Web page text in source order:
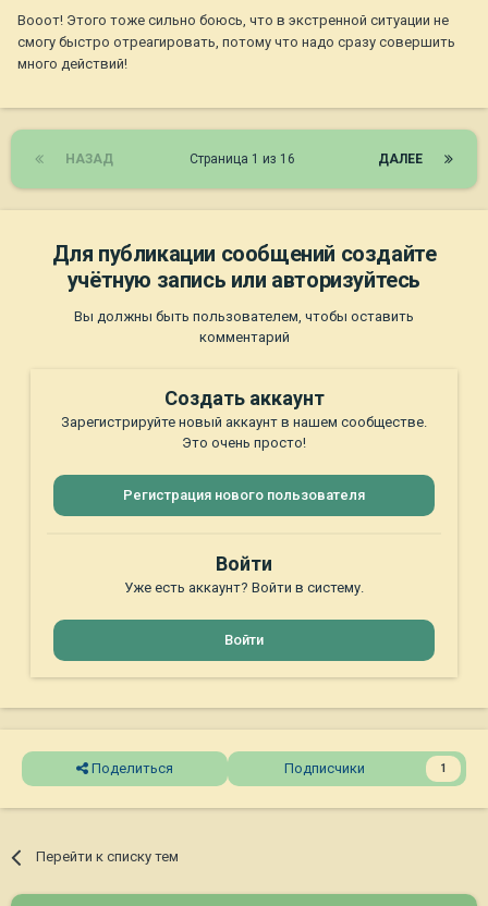
Вооот! Этого тоже сильно боюсь, что в экстренной ситуации не
смогу быстро отреагировать, потому что надо сразу совершить
много действий!
НАЗАД ДАЛЕЕ
Страница 1 из 16
Для публикации сообщений создайте
учётную запись или авторизуйтесь
Вы должны быть пользователем, чтобы оставить
комментарий
Создать аккаунт
Зарегистрируйте новый аккаунт в нашем сообществе.
Это очень просто!
Регистрация нового пользователя
Войти
Уже есть аккаунт? Войти в систему.
Войти
Поделиться Подписчики 1
Перейти к списку тем